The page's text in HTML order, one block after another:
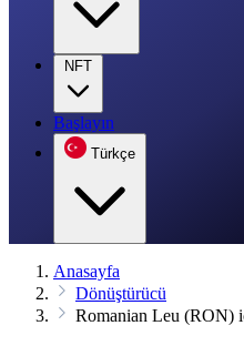
NFT
Başlayın
Türkçe
Anasayfa
Dönüştürücü
Romanian Leu (RON)